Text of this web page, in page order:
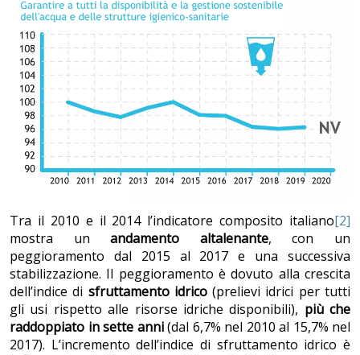
Tra il 2010 e il 2014 l’indicatore composito italiano[2]
mostra unandamento altalenante, con un
peggioramento dal 2015 al 2017 e una successiva
stabilizzazione. Il peggioramento è dovuto alla crescita
dell’indice di sfruttamento idrico(prelievi idrici per tutti
gli usi rispetto alle risorse idriche disponibili), più che
raddoppiato in sette anni(dal 6,7% nel 2010 al 15,7% nel
2017). L’incremento dell’indice di sfruttamento idrico è